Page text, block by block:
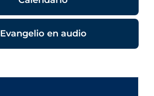
Evangelio en audio